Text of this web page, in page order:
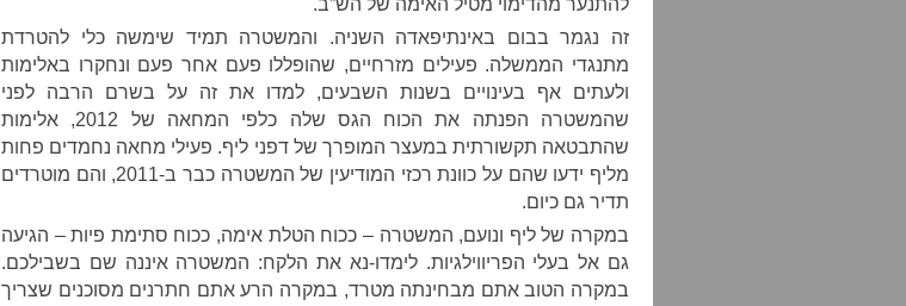
להתנער מהדימוי מטיל האימה של הש”ב.
זה נגמר בבום באינתיפאדה השניה. והמשטרה תמיד שימשה כלי להטרדת
מתנגדי הממשלה. פעילים מזרחיים, שהופללו פעם אחר פעם ונחקרו באלימות
ולעתים אף בעינויים בשנות השבעים, למדו את זה על בשרם הרבה לפני
שהמשטרה הפנתה את הכוח הגס שלה כלפי המחאה של 2012, אלימות
שהתבטאה תקשורתית במעצר המופרך של דפני ליף. פעילי מחאה נחמדים פחות
מליף ידעו שהם על כוונת רכזי המודיעין של המשטרה כבר ב-2011, והם מוטרדים
תדיר גם כיום.
במקרה של ליף ונועם, המשטרה – ככוח הטלת אימה, ככוח סתימת פיות – הגיעה
גם אל בעלי הפריווילגיות. לימדו-נא את הלקח: המשטרה איננה שם בשבילכם.
במקרה הטוב אתם מבחינתה מטרד, במקרה הרע אתם חתרנים מסוכנים שצריך